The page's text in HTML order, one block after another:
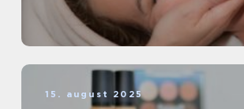
15. august 2025